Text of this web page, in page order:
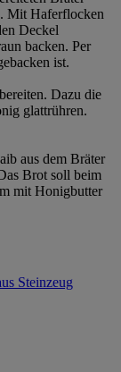
Mit Haferflocken
Deckel
backen. Per
ist.
Dazu die
glattrühren.
aus dem Bräter
Brot soll beim
mit Honigbutter